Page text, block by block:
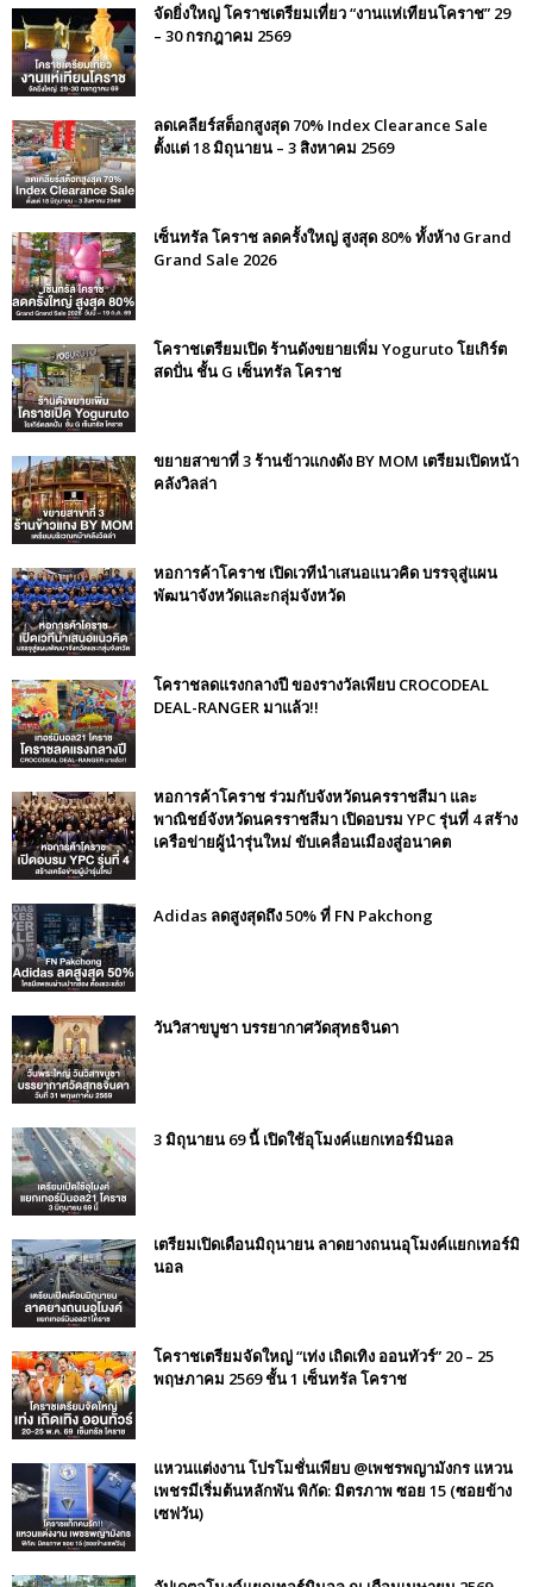
จัดยิ่งใหญ่ โคราชเตรียมเที่ยว “งานแห่เทียนโคราช” 29
– 30 กรกฎาคม 2569
ลดเคลียร์สต็อกสูงสุด 70% Index Clearance Sale
ตั้งแต่ 18 มิถุนายน – 3 สิงหาคม 2569
เซ็นทรัล โคราช ลดครั้งใหญ่ สูงสุด 80% ทั้งห้าง Grand
Grand Sale 2026
โคราชเตรียมเปิด ร้านดังขยายเพิ่ม Yoguruto โยเกิร์ต
สดปั่น ชั้น G เซ็นทรัล โคราช
ขยายสาขาที่ 3 ร้านข้าวแกงดัง BY MOM เตรียมเปิดหน้า
คลังวิลล่า
หอการค้าโคราช เปิดเวทีนำเสนอแนวคิด บรรจุสู่แผน
พัฒนาจังหวัดและกลุ่มจังหวัด
โคราชลดแรงกลางปี ของรางวัลเพียบ CROCODEAL
DEAL-RANGER มาแล้ว!!
หอการค้าโคราช ร่วมกับจังหวัดนครราชสีมา และ
พาณิชย์จังหวัดนครราชสีมา เปิดอบรม YPC รุ่นที่ 4 สร้าง
เครือข่ายผู้นำรุ่นใหม่ ขับเคลื่อนเมืองสู่อนาคต
Adidas ลดสูงสุดถึง 50% ที่ FN Pakchong
วันวิสาขบูชา บรรยากาศวัดสุทธจินดา
3 มิถุนายน 69 นี้ เปิดใช้อุโมงค์แยกเทอร์มินอล
เตรียมเปิดเดือนมิถุนายน ลาดยางถนนอุโมงค์แยกเทอร์มิ
นอล
โคราชเตรียมจัดใหญ่ “เท่ง เถิดเทิง ออนทัวร์” 20 – 25
พฤษภาคม 2569 ชั้น 1 เซ็นทรัล โคราช
แหวนแต่งงาน โปรโมชั่นเพียบ @เพชรพญามังกร แหวน
เพชรมีเริ่มต้นหลักพัน พิกัด: มิตรภาพ ซอย 15 (ซอยข้าง
เซฟวัน)